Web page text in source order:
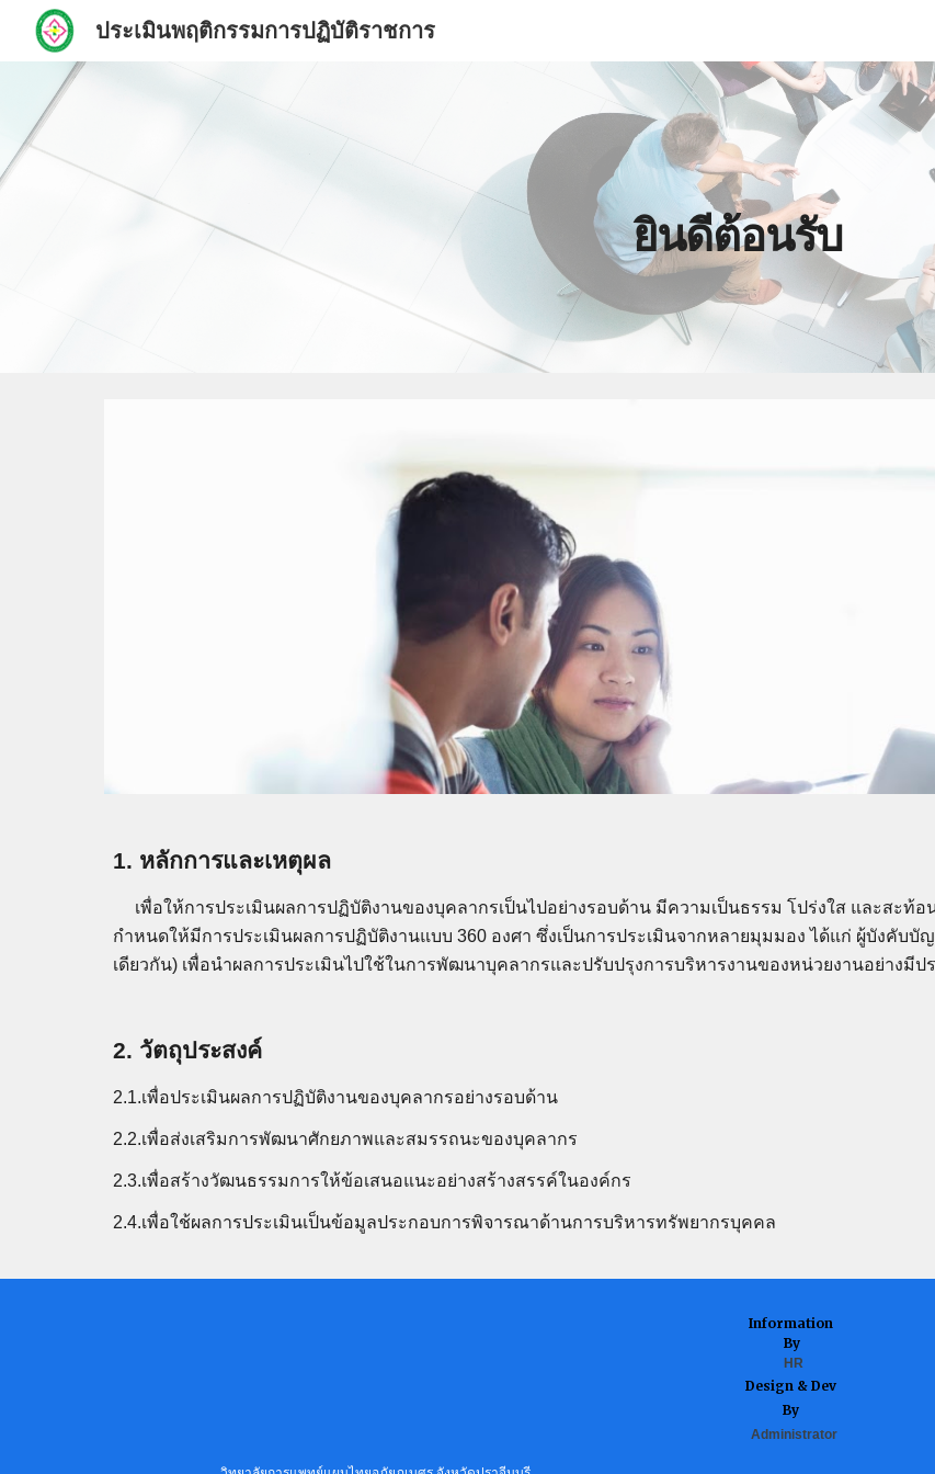
ประเมินพฤติกรรมการปฏิบัติราชการ
ยินดีต้อนรับ
1. หลักการและเหตุผล
เพื่อให้การประเมินผลการปฏิบัติงานของบุคลากรเป็นไปอย่างรอบด้าน มีความเป็นธรรม โปร่งใส และสะท้
กำหนดให้มีการประเมินผลการปฏิบัติงานแบบ 360 องศา ซึ่งเป็นการประเมินจากหลายมุมมอง ได้แก่ ผู้บังคับบั
เดียวกัน) เพื่อนำผลการประเมินไปใช้ในการพัฒนาบุคลากรและปรับปรุงการบริหารงานของหน่วยงานอย่างมีป
2. วัตถุประสงค์
2.1.เพื่อประเมินผลการปฏิบัติงานของบุคลากรอย่างรอบด้าน
2.2.เพื่อส่งเสริมการพัฒนาศักยภาพและสมรรถนะของบุคลากร
2.3.เพื่อสร้างวัฒนธรรมการให้ข้อเสนอแนะอย่างสร้างสรรค์ในองค์กร
2.4.เพื่อใช้ผลการประเมินเป็นข้อมูลประกอบการพิจารณาด้านการบริหารทรัพยากรบุคคล
Information
By
HR
Design & Dev
By
Administrator